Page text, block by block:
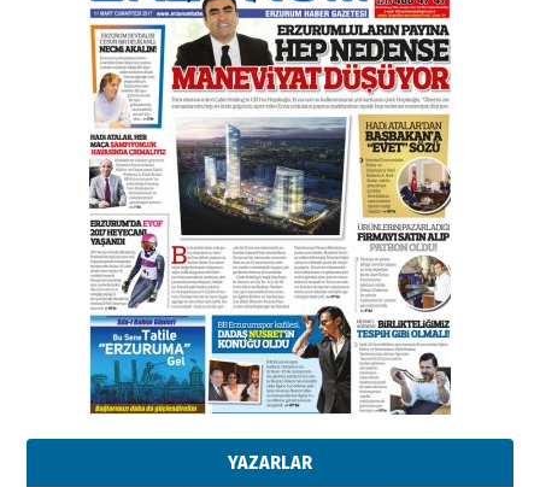
YAZARLAR
Esat BİNDESEN
Başkan Sekmen’den Erzurum’a
bir vizyon proje daha!
02 Ağustos 2026 Pazar
Kadir SABUNCUOĞLU
Erzurumspor’un köşe taşları
29 Haziran 2026 Pazartesi
Kenan GÜLERCİ
Murat Şahsuvaroğlu ERKON’da
çıtayı yukarı taşırken,
yönetimdekiler aşağı
çekmemeli!
17 Şubat 2026 SalıOrhan BOZKURT
Bir fotoğraf, bir şehir, bir
gazeteci… Dizginler kimin